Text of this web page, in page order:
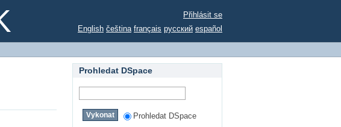
Přihlásit se
English čeština français русский español
Prohledat DSpace
Prohledat DSpace